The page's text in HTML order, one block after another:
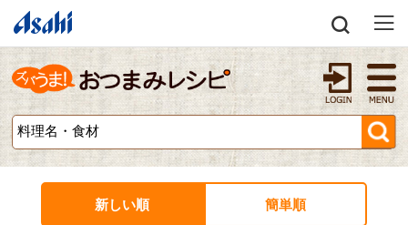
新しい順 簡単順